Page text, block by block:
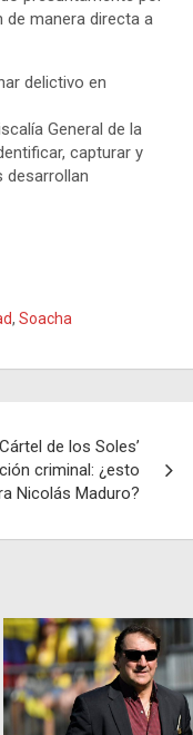
manera directa a
delictivo en
General de la
capturar y
desarrollan
, Soacha
de los Soles’
criminal: ¿esto
Nicolás Maduro?